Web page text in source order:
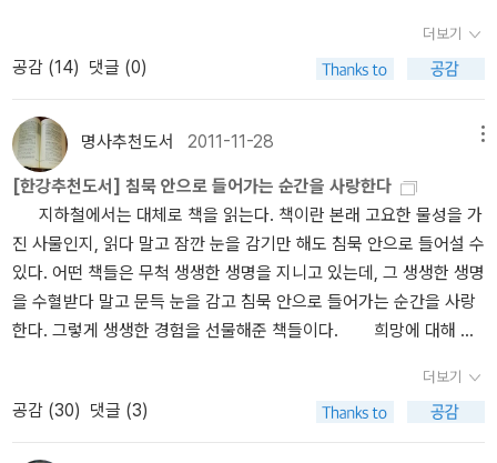
w/?id=womanvolleyball&no=5904329&exception_mode=rec
ommend&page=2약속'을 이룬 우승 계약자https://gall.dcinside.c
exception_mode=recommend&page=1https://number.bunshu
n.jp/articles/-/842344?page=4#google_vignette+'외인 빼고
역전승' 흥국 요시하라 감독이 던진 메시지[V리그 포커스]https://m.
sports.naver.com/volleyball/article/421/0008721570“세터-미
들 블로커의 역량에 따라 A패스의 범위가 결정된다”…흥국생명 이다
현, 김다은이 말하는 ‘요시하라 매직’의 디테일 [남정훈의 오버 더 네
트]https://m.sports.naver.com/volleyball/article/022/0004098
604[한국어 더빙] 마침내 다가온 자유, 베네수엘라의 영웅 마차도가
밝히는 미래https://www.youtube.com/watch?v=-nBj-2Lah4o
져드는..프린세스를 재연재 하신다고 해서 잔뜩 기대했는데 다시 장
기휴재..ㅠㅠ 이 만화는 싸움에 피가 튀지 않아서 좋았는데 한참 궁금
한 시점에 작가가 장기휴재라고 해서 궁금해 하는 중 올해 읽은 책
을 정리해보니 어지간한 인기있는 일본만화는 거의 섭렵, 권수로는
거의 1000권에 육박한다는 것을 알고 놀라워 함(더 넘을수도..카운트
를 안했으니). 의도한 것은 아니나 그 중에서 취향인 것은 많지 않았
음.핸드폰 가지고 드러누워 있기만한 기간이 길었던지라 가능하긴 했
다. 읽은 만화책 중에서 조금 특이했던 만화가 하나 있었다. 계속 같
은 패턴이 반복되는 것은 조금 불만이었으나 상당히 특이한 소재였
다. 다시 읽을 것 같진 않지만 말이다. 외교라는 것에 대해서 조금 알
기 쉽게 소개했다 고나 할까? 대사님의 원칙이 참 인상깊었었
았으나 특별히 기억하는 책이 없다. 참담하게도 책이 안 읽히는 시기
더보기
공감 (14) 댓글 (0)
명사추천도서 2011-11-28
[한강추천도서] 침묵 안으로 들어가는 순간을 사랑한다
진 사물인지, 읽다 말고 잠깐 눈을 감기만 해도 침묵 안으로 들어설 수
있다. 어떤 책들은 무척 생생한 생명을 지니고 있는데, 그 생생한 생명
을 수혈받다 말고 문득 눈을 감고 침묵 안으로 들어가는 순간을 사랑
한다. 그렇게 생생한 경험을 선물해준 책들이다. 희망에 대해 말
정현종 시인의 산문을 읽은 일이 있다. ‘숨막히는 진정성의 시들’이라
고 제목을 붙이셨다. 고혜선 선생님의 번역도 유려하지만, 그 산문이
실린 책 <날아라 버스야>(정현종, 시와시학사)에 수록되어 있는 정현
더보기
공감 (30) 댓글 (3)